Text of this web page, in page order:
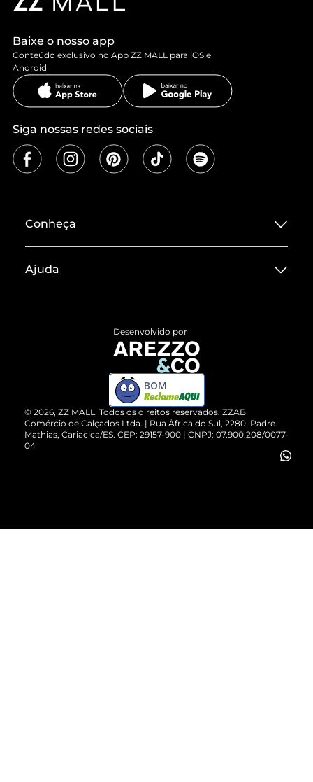
Baixe o nosso app
Conteúdo exclusivo no App ZZ MALL para iOS e
Android
Siga nossas redes sociais
Conheça
Termos de Uso
ZZ MALL é confiável
Cartão Presente
Vendas Corporativas
Ajuda
Devolução do Produto
Compre pelo WhatsApp
© 2026, ZZ MALL. Todos os direitos reservados. ZZAB
Comércio de Calçados Ltda. | Rua África do Sul, 2280. Padre
Mathias, Cariacica/ES. CEP: 29157-900 | CNPJ: 07.900.208/0077-
04
Desenvolvido por
BOM